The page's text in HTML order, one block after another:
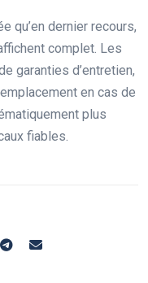
qu’en dernier recours,
complet. Les
garanties d’entretien,
en cas de
plus
fiables.